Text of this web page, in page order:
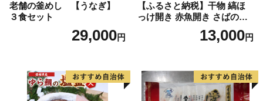
老舗の釜めし 【うなぎ】
３食セット
29,000円
【ふるさと納税】干物 縞ほ
っけ開き 赤魚開き さばの開
き 魚醤干し 3種 セット 詰め
合わせ 魚 おかず 肉厚 おいし
取り寄せグルメ 魚醤 ナンプ
ラー 愛知県 小牧市 冷凍 送料
無料
13,000円